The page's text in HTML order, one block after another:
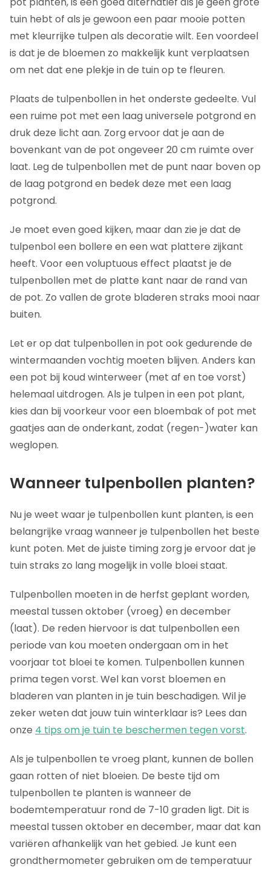
tuin hebt of als je gewoon een paar mooie potten
met kleurrijke tulpen als decoratie wilt. Een voordeel
is dat je de bloemen zo makkelijk kunt verplaatsen
om net dat ene plekje in de tuin op te fleuren.
Plaats de tulpenbollen in het onderste gedeelte. Vul
een ruime pot met een laag universele potgrond en
druk deze licht aan. Zorg ervoor dat je aan de
bovenkant van de pot ongeveer 20 cm ruimte over
laat. Leg de tulpenbollen met de punt naar boven op
de laag potgrond en bedek deze met een laag
potgrond.
Je moet even goed kijken, maar dan zie je dat de
tulpenbol een bollere en een wat plattere zijkant
heeft. Voor een voluptuous effect plaatst je de
tulpenbollen met de platte kant naar de rand van
de pot. Zo vallen de grote bladeren straks mooi naar
buiten.
Let er op dat tulpenbollen in pot ook gedurende de
wintermaanden vochtig moeten blijven. Anders kan
een pot bij koud winterweer (met af en toe vorst)
helemaal uitdrogen. Als je tulpen in een pot plant,
kies dan bij voorkeur voor een bloembak of pot met
gaatjes aan de onderkant, zodat (regen-)water kan
weglopen.
Wanneer tulpenbollen planten?
Nu je weet waar je tulpenbollen kunt planten, is een
belangrijke vraag wanneer je tulpenbollen het beste
kunt poten. Met de juiste timing zorg je ervoor dat je
tuin straks zo lang mogelijk in volle bloei staat.
Tulpenbollen moeten in de herfst geplant worden,
meestal tussen oktober (vroeg) en december
(laat). De reden hiervoor is dat tulpenbollen een
periode van kou moeten ondergaan om in het
voorjaar tot bloei te komen. Tulpenbollen kunnen
prima tegen vorst. Wel kan vorst bloemen en
bladeren van planten in je tuin beschadigen. Wil je
zeker weten dat jouw tuin winterklaar is? Lees dan
onze 4 tips om je tuin te beschermen tegen vorst.
Als je tulpenbollen te vroeg plant, kunnen de bollen
gaan rotten of niet bloeien. De beste tijd om
tulpenbollen te planten is wanneer de
bodemtemperatuur rond de 7-10 graden ligt. Dit is
meestal tussen oktober en december, maar dat kan
variëren afhankelijk van het gebied. Je kunt een
grondthermometer gebruiken om de temperatuur